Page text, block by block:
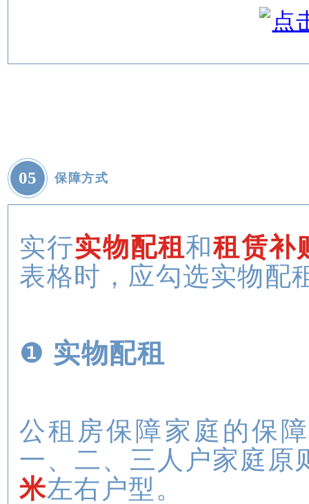
05 保障方式
实行实物配租和租赁补
表格时，应勾选实物配
❶ 实物配租
公租房保障家庭的保
一、二、三人户家庭原
米左右户型。